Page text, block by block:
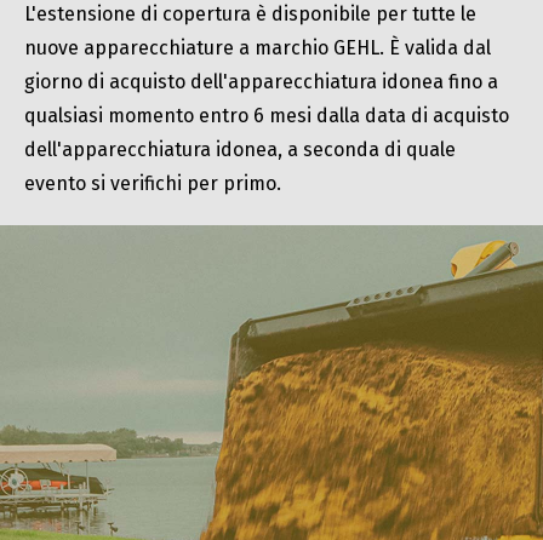
L'estensione di copertura è disponibile per tutte le
nuove apparecchiature a marchio GEHL. È valida dal
giorno di acquisto dell'apparecchiatura idonea fino a
qualsiasi momento entro 6 mesi dalla data di acquisto
dell'apparecchiatura idonea, a seconda di quale
evento si verifichi per primo.